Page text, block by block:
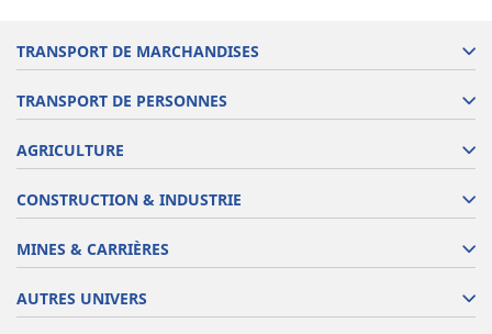
TRANSPORT DE MARCHANDISES
TRANSPORT DE PERSONNES
AGRICULTURE
CONSTRUCTION & INDUSTRIE
MINES & CARRIÈRES
AUTRES UNIVERS